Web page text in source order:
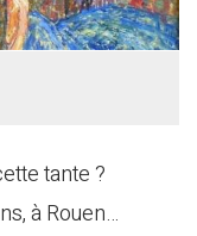
tante ?
à Rouen…